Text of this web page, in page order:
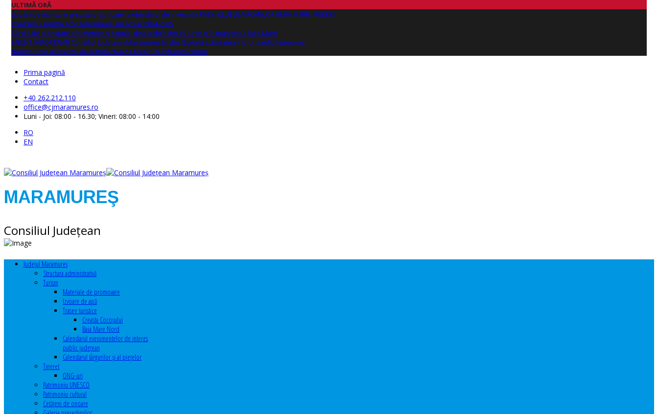
ULTIMĂ ORĂ
Lucrări de montare grinzi prefabricate la obiectivul de investitie PASAJ CLUBUL VĂCARILOR (BAIA MARE - RECEA)
Programul pentru școli al României an școlar 2024-2025
Cărțile de identitate electronice și simple, disponibile din 10 iunie și în municipiul Baia Mare
ANUNŢ IMPORTANT! Consiliul Județean Maramureș își desfășoară activitatea într-un sediu temporar.
Numărul 262 al revistei de cultură "Nord Literar" își așteaptă cititorii
Prima pagină
Contact
+40 262.212.110
office@cjmaramures.ro
Luni - Joi: 08:00 - 16.30; Vineri: 08:00 - 14:00
RO
EN
MARAMUREŞ
Consiliul Judeţean
Judeţul Maramureş
Structura administrativă
Turism
Materiale de promovare
Izvoare de apă
Trasee turistice
Creasta Cocoșului
Baia Mare Nord
Calendarul evenimentelor de interes
public judeţean
Calendarul târgurilor şi al pieţelor
Tineret
ONG-uri
Patrimoniu UNESCO
Patrimoniu cultural
Cetăţeni de onoare